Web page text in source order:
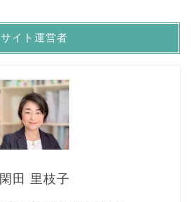
サイト運営者
閑田 里枝子